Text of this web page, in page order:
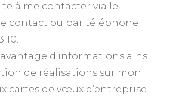
à me contacter via le
contact ou par téléphone
10.
d’informations ainsi
de réalisations sur mon
cartes de vœux d’entreprise :